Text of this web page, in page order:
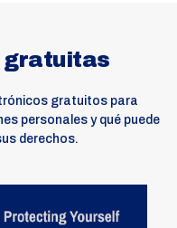
gratuitas
gratuitos para
personales y qué puede
derechos.